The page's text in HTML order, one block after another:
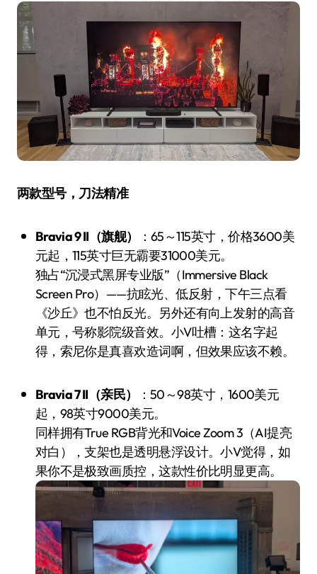
两款型号，刀法精准
Bravia 9 II（旗舰）
：65～115英寸，价格3600美
元起，115英寸巨无霸要31000美元。
独占“沉浸式黑屏专业版”（Immersive Black
Screen Pro）——抗眩光、低反射，下午三点看
《沙丘》也不怕反光。另外还有向上发射的高音
单元，号称影院级音效。小V吐槽：这名字起
得，索尼你是真喜欢造词啊，但效果应该不赖。
Bravia 7 II（亲民）
：50～98英寸，1600美元
起，98英寸9000美元。
同样拥有True RGB背光和Voice Zoom 3（AI提亮
对白），支架也是透明悬浮设计。小V觉得，如
果你不是极致画质控，这款性价比明显更高。